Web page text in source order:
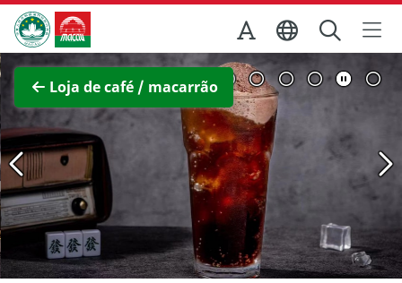
Ir para o conteúdo principal
Direcção dos Serviços de Turismo
Loja de café / macarrão
Ver imagem completa